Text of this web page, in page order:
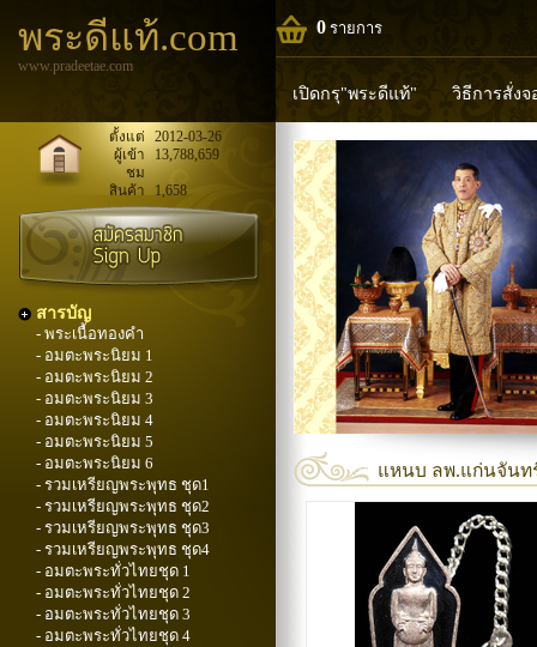
พระดีแท้.com
www.pradeetae.com
0 รายการ
เปิดกรุ"พระดีแท้" วิธีการสั่งจ
หลวงพ่อทวด หลวงปู่ทิม
พระพุทธวิริยากร
ตั้งแต่
2012-03-26
ผู้เข้า
ชม
13,788,659
สินค้า 1,658
สารบัญ
- พระเนื้อทองคำ
- อมตะพระนิยม 1
- อมตะพระนิยม 2
- อมตะพระนิยม 3
- อมตะพระนิยม 4
- อมตะพระนิยม 5
- อมตะพระนิยม 6
- รวมเหรียญพระพุทธ ชุด1
- รวมเหรียญพระพุทธ ชุด2
- รวมเหรียญพระพุทธ ชุด3
- รวมเหรียญพระพุทธ ชุด4
- อมตะพระทั่วไทยชุด 1
- อมตะพระทั่วไทยชุด 2
- อมตะพระทั่วไทยชุด 3
- อมตะพระทั่วไทยชุด 4
แหนบ ลพ.แก่นจันท